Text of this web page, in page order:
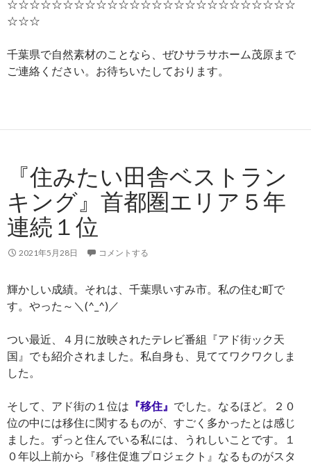
☆☆☆☆☆☆☆☆☆☆☆☆☆☆☆☆☆☆☆☆☆☆☆☆☆☆
☆☆☆
千葉県で自然素材のことなら、ぜひサラサホーム茂原まで
ご連絡ください。お待ちいたしております。
『住みたい田舎ベストラン
キング』首都圏エリア５年
連続１位
2021年5月28日 コメントする
輝かしい成績。それは、千葉県いすみ市。私の住む町で
す。やった～＼(^_^)／
つい最近、４月に放映されたテレビ番組『アド街ック天
国』でも紹介されました。私自身も、見ててワクワクしま
した。
そして、アド街の１位は 『移住』 でした。なるほど。２０
位の中には移住に関するものが、すごく多かったとは感じ
ました。ずっと住んでいる私には、うれしいことです。１
０年以上前から『移住促進プロジェクト』なるものがスタ